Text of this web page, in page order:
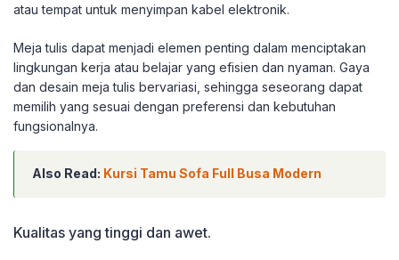
atau tempat untuk menyimpan kabel elektronik.
Meja tulis dapat menjadi elemen penting dalam menciptakan
lingkungan kerja atau belajar yang efisien dan nyaman. Gaya
dan desain meja tulis bervariasi, sehingga seseorang dapat
memilih yang sesuai dengan preferensi dan kebutuhan
fungsionalnya.
Also Read: Kursi Tamu Sofa Full Busa Modern
Kualitas yang tinggi dan awet.